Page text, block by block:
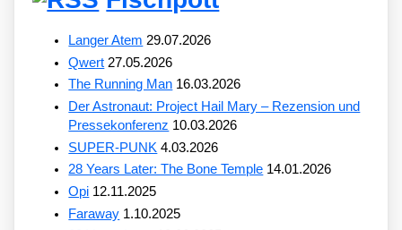
Langer Atem 29.07.2026
Qwert 27.05.2026
The Running Man 16.03.2026
Der Astronaut: Project Hail Mary – Rezension und
Pressekonferenz 10.03.2026
SUPER-PUNK 4.03.2026
28 Years Later: The Bone Temple 14.01.2026
Opi 12.11.2025
Faraway 1.10.2025